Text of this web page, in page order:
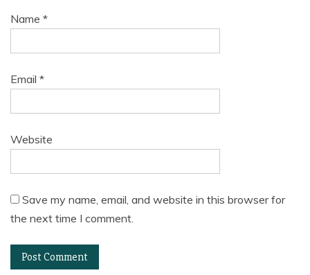
Name *
Email *
Website
Save my name, email, and website in this browser for
the next time I comment.